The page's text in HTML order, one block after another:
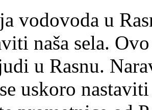
vodovoda u
naša sela.
u Rasnu.
uskoro